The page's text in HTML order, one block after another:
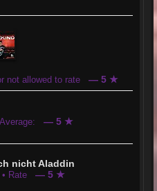
not allowed to rate — 5 ★
— 5 ★
nicht Aladdin
Rate — 5 ★